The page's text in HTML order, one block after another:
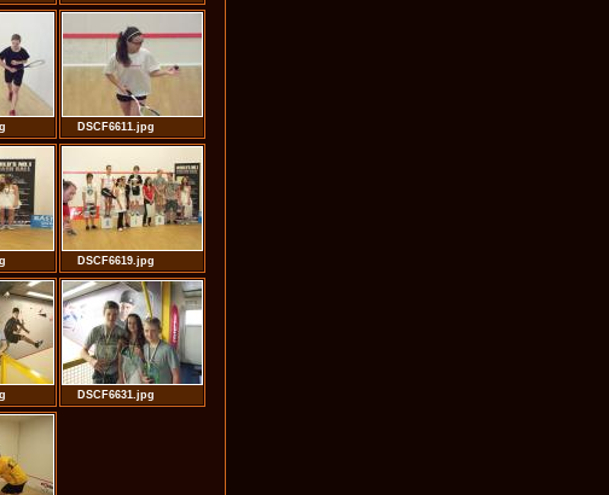
DSCF6611.jpg
DSCF6619.jpg
DSCF6631.jpg